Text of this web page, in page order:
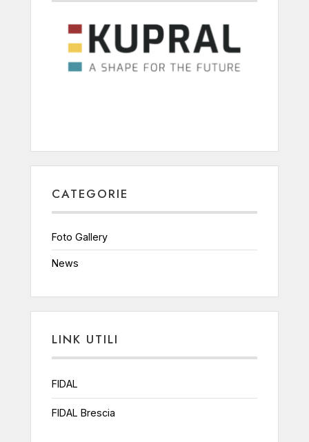
CATEGORIE
Foto Gallery
News
LINK UTILI
FIDAL
FIDAL Brescia